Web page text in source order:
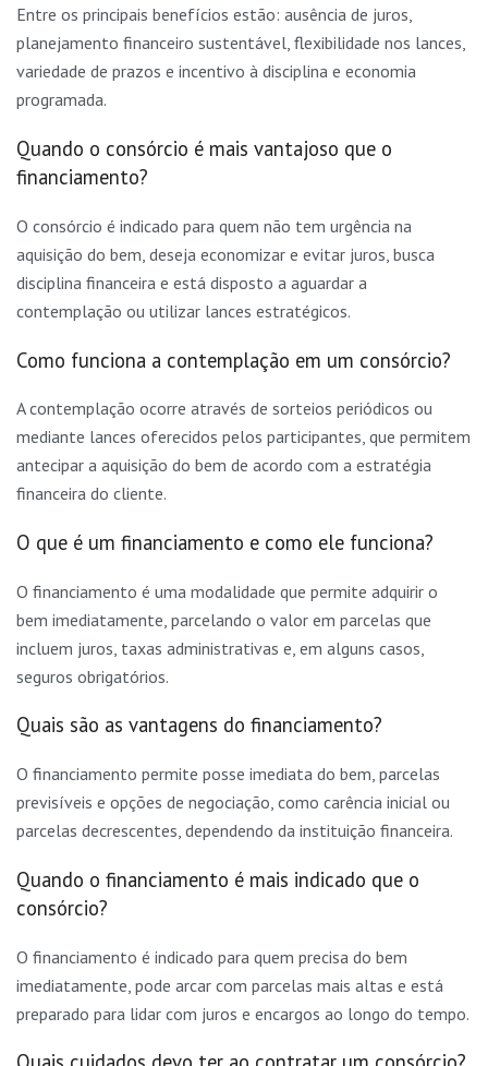
Entre os principais benefícios estão: ausência de juros,
planejamento financeiro sustentável, flexibilidade nos lances,
variedade de prazos e incentivo à disciplina e economia
programada.
Quando o consórcio é mais vantajoso que o
financiamento?
O consórcio é indicado para quem não tem urgência na
aquisição do bem, deseja economizar e evitar juros, busca
disciplina financeira e está disposto a aguardar a
contemplação ou utilizar lances estratégicos.
Como funciona a contemplação em um consórcio?
A contemplação ocorre através de sorteios periódicos ou
mediante lances oferecidos pelos participantes, que permitem
antecipar a aquisição do bem de acordo com a estratégia
financeira do cliente.
O que é um financiamento e como ele funciona?
O financiamento é uma modalidade que permite adquirir o
bem imediatamente, parcelando o valor em parcelas que
incluem juros, taxas administrativas e, em alguns casos,
seguros obrigatórios.
Quais são as vantagens do financiamento?
O financiamento permite posse imediata do bem, parcelas
previsíveis e opções de negociação, como carência inicial ou
parcelas decrescentes, dependendo da instituição financeira.
Quando o financiamento é mais indicado que o
consórcio?
O financiamento é indicado para quem precisa do bem
imediatamente, pode arcar com parcelas mais altas e está
preparado para lidar com juros e encargos ao longo do tempo.